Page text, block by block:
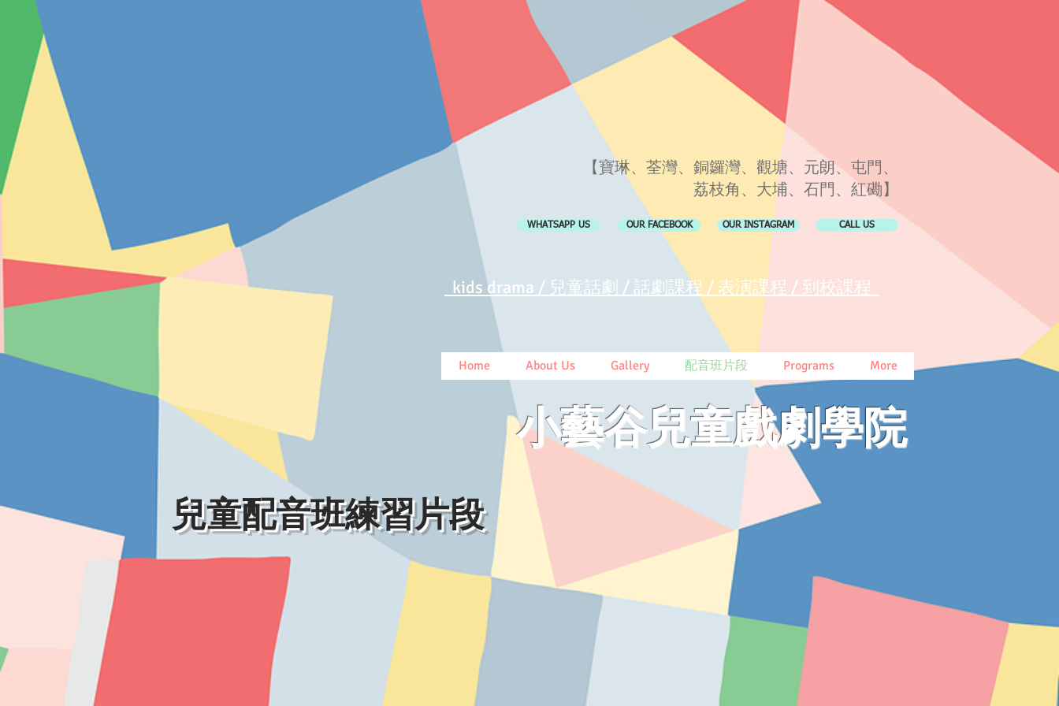
【寶琳、荃灣、銅鑼灣、觀塘、元朗、屯門、
荔枝角、大埔、石門、紅磡】
WHATSAPP US OUR FACEBOOK OUR INSTAGRAM CALL US
kids drama / 兒童話劇 / 話劇課程 / 表演課程 / 到校課程
Home About Us Gallery 配音班片段 Programs More
​小藝谷兒童戲劇學院
​兒童配音班練習片段